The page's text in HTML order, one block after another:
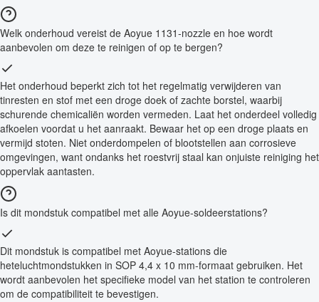
Welk onderhoud vereist de Aoyue 1131-nozzle en hoe wordt
aanbevolen om deze te reinigen of op te bergen?
Het onderhoud beperkt zich tot het regelmatig verwijderen van
tinresten en stof met een droge doek of zachte borstel, waarbij
schurende chemicaliën worden vermeden. Laat het onderdeel volledig
afkoelen voordat u het aanraakt. Bewaar het op een droge plaats en
vermijd stoten. Niet onderdompelen of blootstellen aan corrosieve
omgevingen, want ondanks het roestvrij staal kan onjuiste reiniging het
oppervlak aantasten.
Is dit mondstuk compatibel met alle Aoyue-soldeerstations?
Dit mondstuk is compatibel met Aoyue-stations die
heteluchtmondstukken in SOP 4,4 x 10 mm-formaat gebruiken. Het
wordt aanbevolen het specifieke model van het station te controleren
om de compatibiliteit te bevestigen.